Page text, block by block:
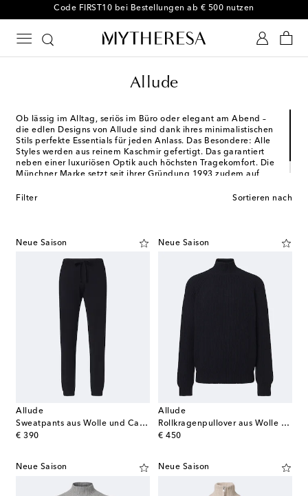
-10 % bei Ihrer ersten Bestellung auf ausgewählte Styles
Allude
Ob lässig im Alltag, seriös im Büro oder elegant am Abend –
die edlen Designs von Allude sind dank ihres minimalistischen
Stils perfekte Essentials für jeden Anlass. Das Besondere: Alle
Styles werden aus reinem Kaschmir gefertigt. Das garantiert
neben einer luxuriösen Optik auch höchsten Tragekomfort. Die
Münchner Marke setzt seit ihrer Gründung 1993 zudem auf
Filter
Sortieren nach
Neue Saison
Allude
Sweatpants aus Wolle und Cashmere
€ 390
original price
Neue Saison
Allude
Rollkragenpullover aus Wolle und Kaschmir
€ 450
original price
Neue Saison Neue Saison